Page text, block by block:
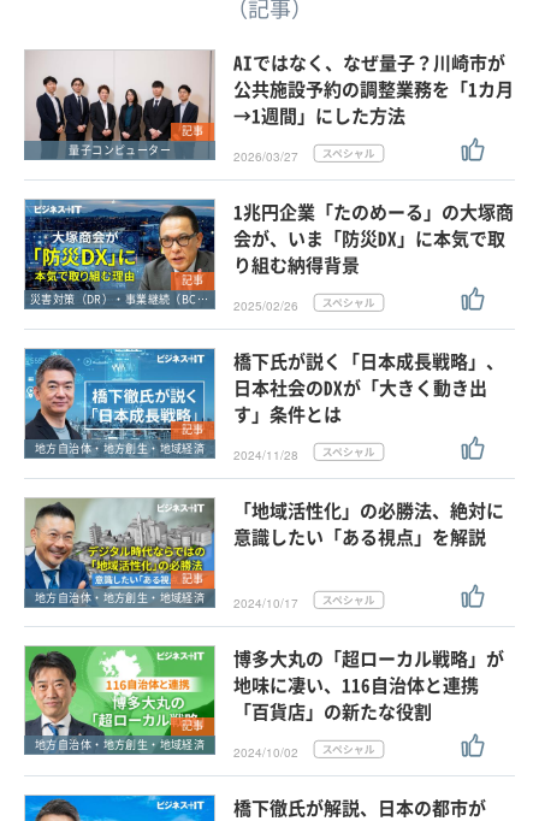
（記事）
記事
量子コンピューター
AIではなく、なぜ量子？川崎市が
公共施設予約の調整業務を「1カ月
→1週間」にした方法
2026/03/27
記事
災害対策（DR）・事業継続（BCP）
1兆円企業「たのめーる」の大塚商
会が、いま「防災DX」に本気で取
り組む納得背景
2025/02/26
記事
地方自治体・地方創生・地域経済
橋下氏が説く「日本成長戦略」、
日本社会のDXが「大きく動き出
す」条件とは
2024/11/28
記事
地方自治体・地方創生・地域経済
「地域活性化」の必勝法、絶対に
意識したい「ある視点」を解説
2024/10/17
記事
地方自治体・地方創生・地域経済
博多大丸の「超ローカル戦略」が
地味に凄い、116自治体と連携
「百貨店」の新たな役割
2024/10/02
橋下徹氏が解説、日本の都市が